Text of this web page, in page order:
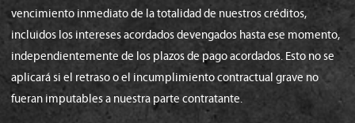
vencimiento inmediato de la totalidad de nuestros créditos,
incluidos los intereses acordados devengados hasta ese momento,
independientemente de los plazos de pago acordados. Esto no se
aplicará si el retraso o el incumplimiento contractual grave no
fueran imputables a nuestra parte contratante.